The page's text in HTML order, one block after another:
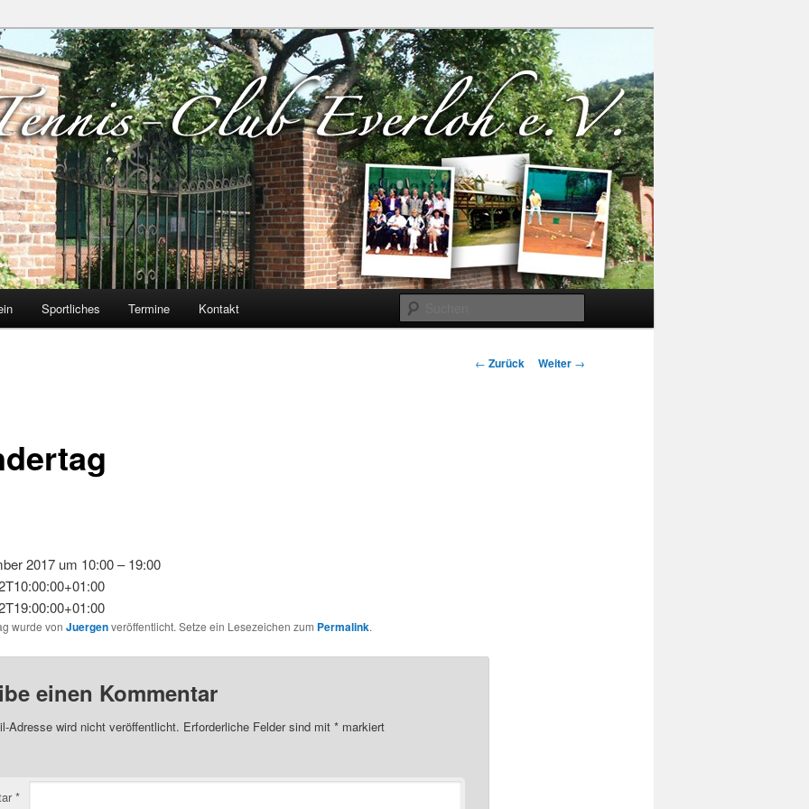
e.V.
Sportliches Termine Kontakt
Beitrags-
← Zurück Weiter →
2017 um 10:00 – 19:00
wurde von Juergenveröffentlicht. Setze ein Lesezeichen zum Permalink.
einen Kommentar
Adresse wird nicht veröffentlicht. Erforderliche Felder sind mit *markiert
*